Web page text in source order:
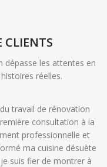
CLIENTS
dépasse les attentes en
réelles.
travail de rénovation
consultation à la
professionnelle et
ma cuisine désuète
suis fier de montrer à